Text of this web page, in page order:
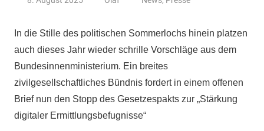
In die Stille des politischen Sommerlochs hinein platzen
auch dieses Jahr wieder schrille Vorschläge aus dem
Bundesinnenministerium. Ein breites
zivilgesellschaftliches Bündnis fordert in einem offenen
Brief nun den Stopp des Gesetzespakts zur „Stärkung
digitaler Ermittlungsbefugnisse“